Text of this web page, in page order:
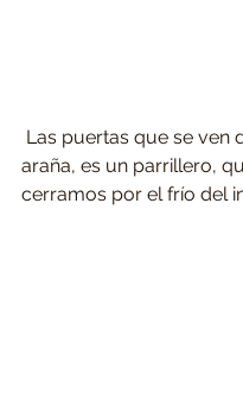
araña, es un parrillero,
cerramos por el frío del